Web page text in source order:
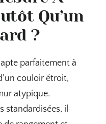
Qu’un
?
parfaitement à
couloir étroit,
atypique.
standardisées, il